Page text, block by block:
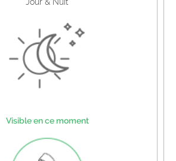
Jour & Nuit
Visible en ce moment